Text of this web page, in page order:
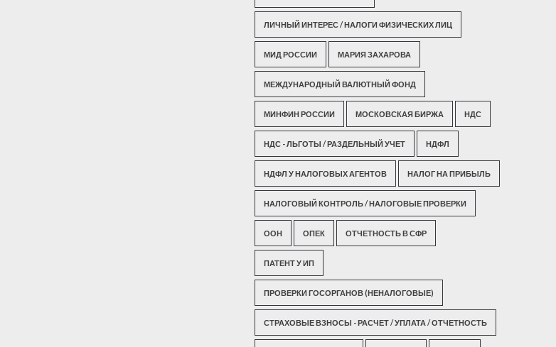
ЛИЧНЫЙ ИНТЕРЕС / НАЛОГИ ФИЗИЧЕСКИХ ЛИЦ
МИД РОССИИ МАРИЯ ЗАХАРОВА
МЕЖДУНАРОДНЫЙ ВАЛЮТНЫЙ ФОНД
МИНФИН РОССИИ МОСКОВСКАЯ БИРЖА НДС
НДС - ЛЬГОТЫ / РАЗДЕЛЬНЫЙ УЧЕТ НДФЛ
НДФЛ У НАЛОГОВЫХ АГЕНТОВ НАЛОГ НА ПРИБЫЛЬ
НАЛОГОВЫЙ КОНТРОЛЬ / НАЛОГОВЫЕ ПРОВЕРКИ
ООН ОПЕК ОТЧЕТНОСТЬ В СФР
ПАТЕНТ У ИП
ПРОВЕРКИ ГОСОРГАНОВ (НЕНАЛОГОВЫЕ)
СТРАХОВЫЕ ВЗНОСЫ - РАСЧЕТ / УПЛАТА / ОТЧЕТНОСТЬ